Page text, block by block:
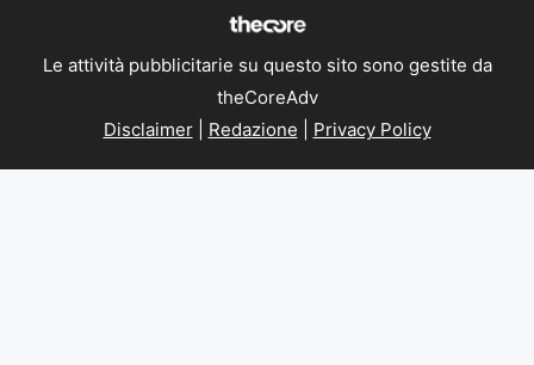
Le attività pubblicitarie su questo sito sono gestite da
theCoreAdv
Disclaimer| Redazione Privacy Policy